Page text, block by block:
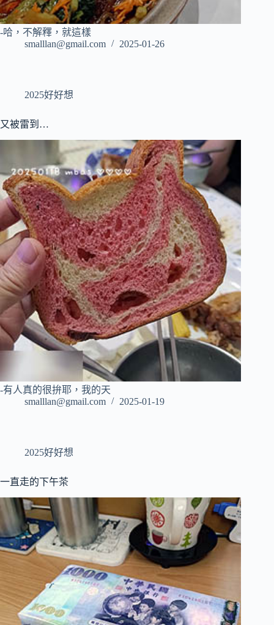
-哈，不解釋，就這樣
smalllan@gmail.com
2025-01-26
2025好好想
又被雷到…
-有人真的很拚耶，我的天
smalllan@gmail.com
2025-01-19
2025好好想
一直走的下午茶